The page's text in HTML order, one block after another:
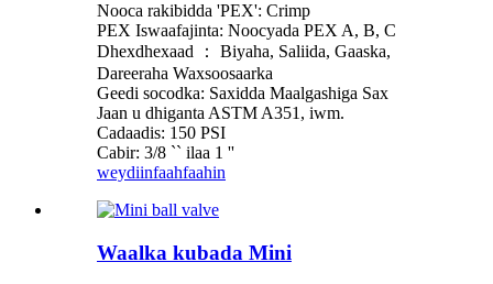
Nooca rakibidda 'PEX': Crimp
PEX Iswaafajinta: Noocyada PEX A, B, C
Dhexdhexaad ： Biyaha, Saliida, Gaaska,
Dareeraha Waxsoosaarka
Geedi socodka: Saxidda Maalgashiga Sax
Jaan u dhiganta ASTM A351, iwm.
Cadaadis: 150 PSI
Cabir: 3/8 `` ilaa 1 ''
weydiinfaahfaahin
Waalka kubada Mini